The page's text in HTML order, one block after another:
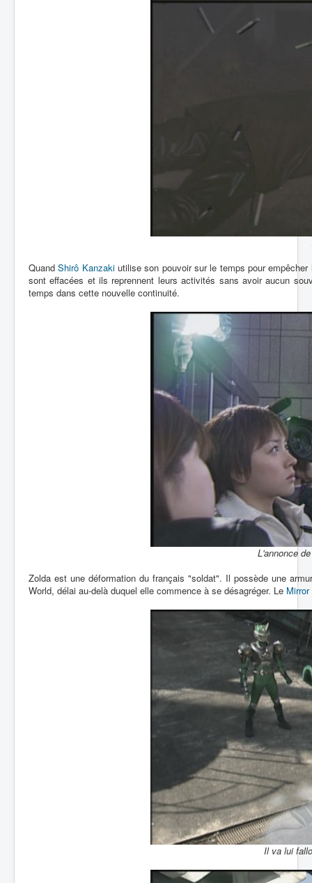
QuandShirô Kanzakiutilise son pouvoir sur le temps pour
sont effacées et ils reprennent leurs activités sans avoir aucun
temps dans cette nouvelle continuité.
L'annonce
Zolda est une déformation du français "soldat". Il possède une
World, délai au-delà duquel elle commence à se désagréger. Le
Il va lui